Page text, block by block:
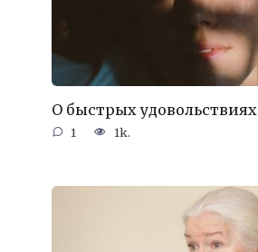
О быстрых удовольствиях
1 1k.